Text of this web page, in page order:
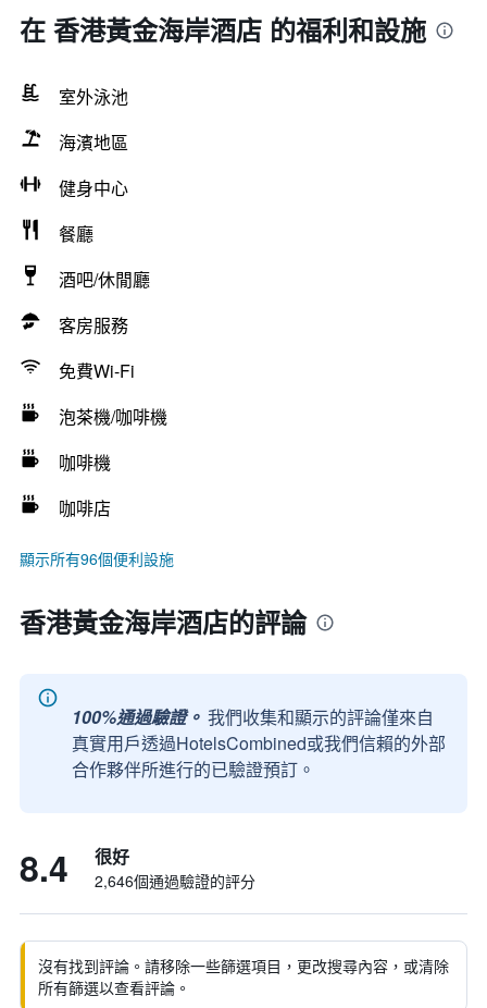
在 香港黃金海岸酒店 的福利和設施
室外泳池
海濱地區
健身中心
餐廳
酒吧/休閒廳
客房服務
免費Wi-Fi
泡茶機/咖啡機
咖啡機
咖啡店
顯示所有96個便利設施
香港黃金海岸酒店的評論
100%通過驗證。 我們收集和顯示的評論僅來自
真實用戶透過HotelsCombined或我們信賴的外部
合作夥伴所進行的已驗證預訂。
8.4 很好
2,646個通過驗證的評分
沒有找到評論。請移除一些篩選項目，更改搜尋內容，或清除
所有篩選以查看評論。